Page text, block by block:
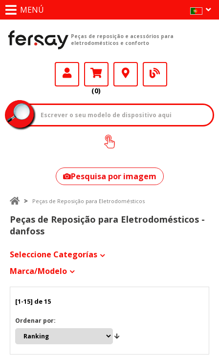
MENÚ
Peças de reposição e acessórios para
eletrodomésticos e conforto
(0)
Como encontrar
o seu modelo?
Pesquisa por imagem
Peças de Reposição para Eletrodomésticos
Peças de Reposição para Eletrodomésticos -
danfoss
Seleccione Categorías
Marca/modelo
[1-15] de 15
Ordenar por: